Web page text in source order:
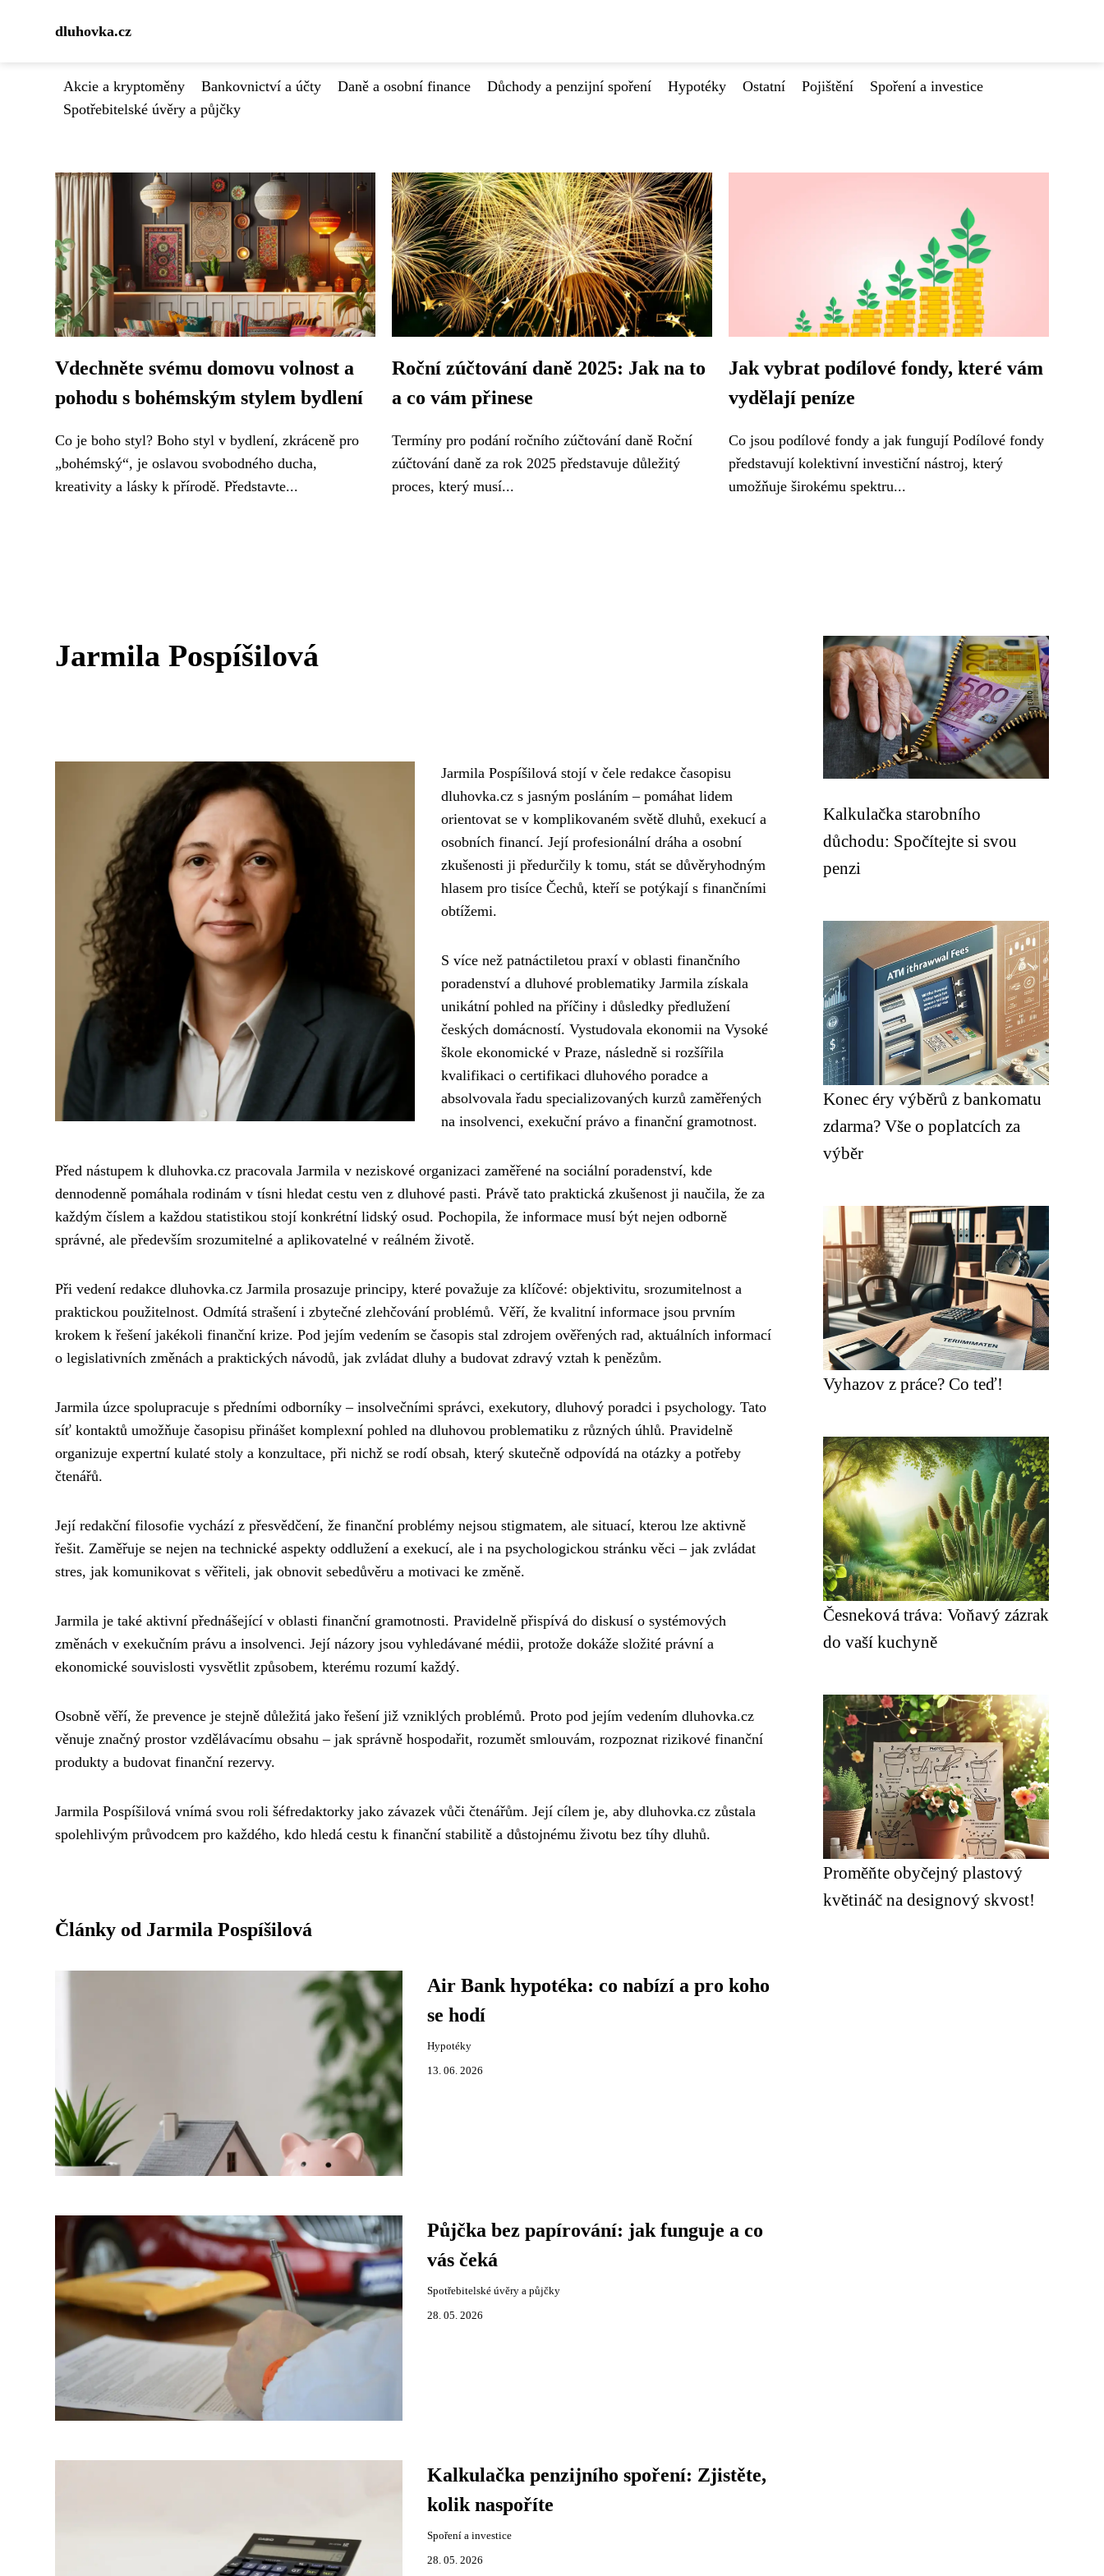
dluhovka.cz
Akcie a kryptoměny Bankovnictví a účty Daně a osobní finance Důchody a penzijní spoření Hypotéky Ostatní Pojištění
Spoření a investice
Spotřebitelské úvěry a půjčky
Vdechněte svému domovu volnost a
pohodu s bohémským stylem bydlení
Co je boho styl? Boho styl v bydlení, zkráceně pro
„bohémský“, je oslavou svobodného ducha,
kreativity a lásky k přírodě. Představte...
Roční zúčtování daně 2025: Jak na to
a co vám přinese
Termíny pro podání ročního zúčtování daně Roční
zúčtování daně za rok 2025 představuje důležitý
proces, který musí...
Jak vybrat podílové fondy, které vám
vydělají peníze
Co jsou podílové fondy a jak fungují Podílové fondy
představují kolektivní investiční nástroj, který
umožňuje širokému spektru...
Jarmila Pospíšilová
Jarmila Pospíšilová stojí v čele redakce časopisu
dluhovka.cz s jasným posláním – pomáhat lidem
orientovat se v komplikovaném světě dluhů, exekucí a
osobních financí. Její profesionální dráha a osobní
zkušenosti ji předurčily k tomu, stát se důvěryhodným
hlasem pro tisíce Čechů, kteří se potýkají s finančními
obtížemi.
S více než patnáctiletou praxí v oblasti finančního
poradenství a dluhové problematiky Jarmila získala
unikátní pohled na příčiny i důsledky předlužení
českých domácností. Vystudovala ekonomii na Vysoké
škole ekonomické v Praze, následně si rozšířila
kvalifikaci o certifikaci dluhového poradce a
absolvovala řadu specializovaných kurzů zaměřených
na insolvenci, exekuční právo a finanční gramotnost.
Před nástupem k dluhovka.cz pracovala Jarmila v neziskové organizaci zaměřené na sociální poradenství, kde
dennodenně pomáhala rodinám v tísni hledat cestu ven z dluhové pasti. Právě tato praktická zkušenost ji naučila, že za
každým číslem a každou statistikou stojí konkrétní lidský osud. Pochopila, že informace musí být nejen odborně
správné, ale především srozumitelné a aplikovatelné v reálném životě.
Při vedení redakce dluhovka.cz Jarmila prosazuje principy, které považuje za klíčové: objektivitu, srozumitelnost a
praktickou použitelnost. Odmítá strašení i zbytečné zlehčování problémů. Věří, že kvalitní informace jsou prvním
krokem k řešení jakékoli finanční krize. Pod jejím vedením se časopis stal zdrojem ověřených rad, aktuálních informací
o legislativních změnách a praktických návodů, jak zvládat dluhy a budovat zdravý vztah k penězům.
Jarmila úzce spolupracuje s předními odborníky – insolvečními správci, exekutory, dluhový poradci i psychology. Tato
síť kontaktů umožňuje časopisu přinášet komplexní pohled na dluhovou problematiku z různých úhlů. Pravidelně
organizuje expertní kulaté stoly a konzultace, při nichž se rodí obsah, který skutečně odpovídá na otázky a potřeby
čtenářů.
Její redakční filosofie vychází z přesvědčení, že finanční problémy nejsou stigmatem, ale situací, kterou lze aktivně
řešit. Zaměřuje se nejen na technické aspekty oddlužení a exekucí, ale i na psychologickou stránku věci – jak zvládat
stres, jak komunikovat s věřiteli, jak obnovit sebedůvěru a motivaci ke změně.
Jarmila je také aktivní přednášející v oblasti finanční gramotnosti. Pravidelně přispívá do diskusí o systémových
změnách v exekučním právu a insolvenci. Její názory jsou vyhledávané médii, protože dokáže složité právní a
ekonomické souvislosti vysvětlit způsobem, kterému rozumí každý.
Osobně věří, že prevence je stejně důležitá jako řešení již vzniklých problémů. Proto pod jejím vedením dluhovka.cz
věnuje značný prostor vzdělávacímu obsahu – jak správně hospodařit, rozumět smlouvám, rozpoznat rizikové finanční
produkty a budovat finanční rezervy.
Jarmila Pospíšilová vnímá svou roli šéfredaktorky jako závazek vůči čtenářům. Její cílem je, aby dluhovka.cz zůstala
spolehlivým průvodcem pro každého, kdo hledá cestu k finanční stabilitě a důstojnému životu bez tíhy dluhů.
Články od Jarmila Pospíšilová
Air Bank hypotéka: co nabízí a pro koho
se hodí
Hypotéky
13. 06. 2026
Půjčka bez papírování: jak funguje a co
vás čeká
Spotřebitelské úvěry a půjčky
28. 05. 2026
Kalkulačka penzijního spoření: Zjistěte,
kolik naspoříte
Spoření a investice
28. 05. 2026
Kalkulačka starobního
důchodu: Spočítejte si svou
penzi
Konec éry výběrů z bankomatu
zdarma? Vše o poplatcích za
výběr
Vyhazov z práce? Co teď!
Česneková tráva: Voňavý zázrak
do vaší kuchyně
Proměňte obyčejný plastový
květináč na designový skvost!